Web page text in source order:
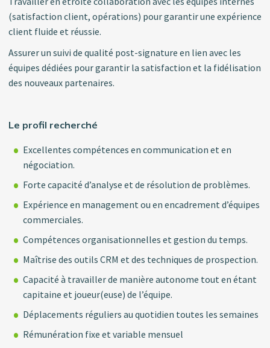
(satisfaction client, opérations) pour garantir une expérience
client fluide et réussie.
Assurer un suivi de qualité post-signature en lien avec les
équipes dédiées pour garantir la satisfaction et la fidélisation
des nouveaux partenaires.
Le profil recherché
Excellentes compétences en communication et en
négociation.
Forte capacité d’analyse et de résolution de problèmes.
Expérience en management ou en encadrement d’équipes
commerciales.
Compétences organisationnelles et gestion du temps.
Maîtrise des outils CRM et des techniques de prospection.
Capacité à travailler de manière autonome tout en étant
capitaine et joueur(euse) de l’équipe.
Déplacements réguliers au quotidien toutes les semaines
Rémunération fixe et variable mensuel